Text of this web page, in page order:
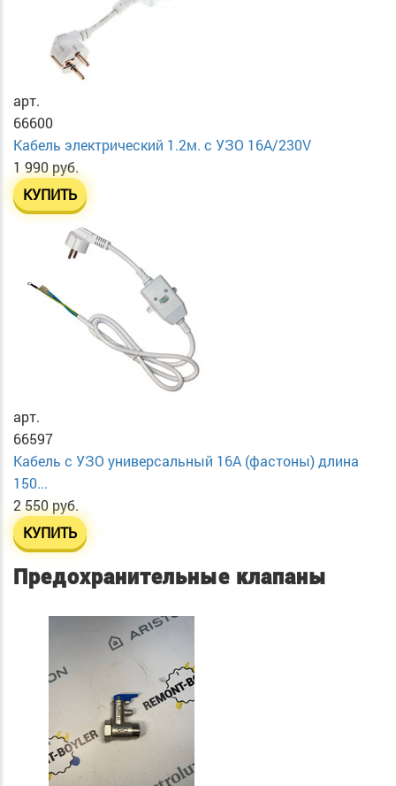
арт.
66600
Кабель электрический 1.2м. с УЗО 16А/230V
1 990 руб.
КУПИТЬ
арт.
66597
Кабель с УЗО универсальный 16А (фастоны) длина
150...
2 550 руб.
КУПИТЬ
Предохранительные клапаны